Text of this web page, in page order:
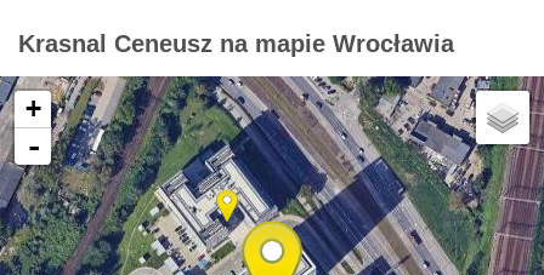
Krasnal Ceneusz na mapie Wrocławia
+
-